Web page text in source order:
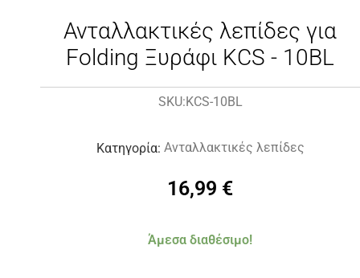
Ανταλλακτικές λεπίδες για
Folding Ξυράφι KCS - 10BL
SKU:KCS-10BL
Κατηγορία: Ανταλλακτικές λεπίδες
16,99 €
Άμεσα διαθέσιμο!